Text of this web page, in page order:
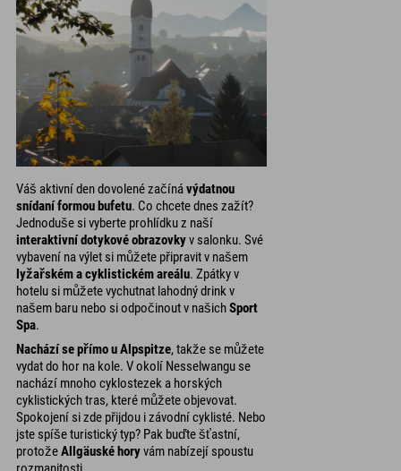
Váš aktivní den dovolené začínávýdatnou
snídaní formou bufetu. Co chcete dnes zažít?
Jednoduše si vyberte prohlídku z naší
interaktivní dotykové obrazovkyv salonku. Své
vybavení na výlet si můžete připravit v našem
lyžařském a cyklistickém areálu. Zpátky v
hotelu si můžete vychutnat lahodný drink v
našem baru nebo si odpočinout v našichSport
Spa.
Nachází se přímo u Alpspitze, takže se můžete
vydat do hor na kole. V okolí Nesselwangu se
nachází mnoho cyklostezek a horských
cyklistických tras, které můžete objevovat.
Spokojení si zde přijdou i závodní cyklisté. Nebo
jste spíše turistický typ? Pak buďte šťastní,
protožeAllgäuské horyvám nabízejí spoustu